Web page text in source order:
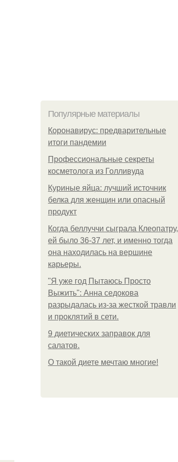
Популярные материалы
Коронавирус: предварительные
итоги пандемии
Профессиональные секреты
косметолога из Голливуда
Куриные яйца: лучший источник
белка для женщин или опасный
продукт
Когда беллуччи сыграла Клеопатру,
ей было 36-37 лет, и именно тогда
она находилась на вершине
карьеры.
"Я уже год Пытаюсь Просто
Выжить": Анна седокова
разрыдалась из-за жесткой травли
и проклятий в сети.
9 диетических заправок для
салатов.
О такой диете мечтаю многие!